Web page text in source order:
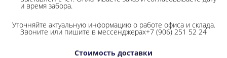
и время забора.
Уточняйте актуальную информацию о работе офиса и склада.
Звоните или пишите в мессенджерах+7 (906) 251 52 24
Стоимость доставки